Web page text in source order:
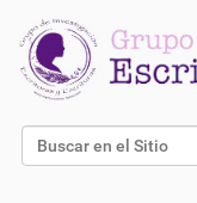
Buscar